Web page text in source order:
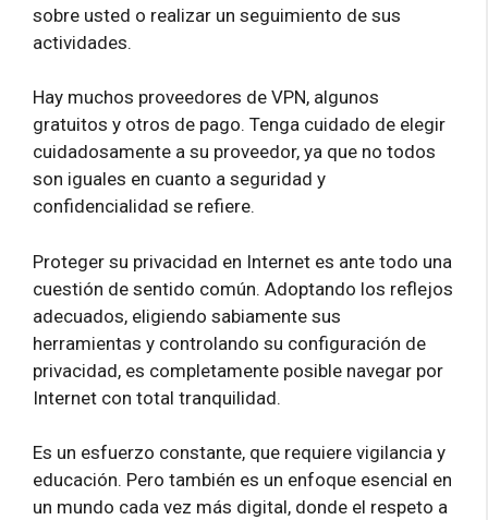
sobre usted o realizar un seguimiento de sus
actividades.
Hay muchos proveedores de VPN, algunos
gratuitos y otros de pago. Tenga cuidado de elegir
cuidadosamente a su proveedor, ya que no todos
son iguales en cuanto a seguridad y
confidencialidad se refiere.
Proteger su privacidad en Internet es ante todo una
cuestión de sentido común. Adoptando los reflejos
adecuados, eligiendo sabiamente sus
herramientas y controlando su configuración de
privacidad, es completamente posible navegar por
Internet con total tranquilidad.
Es un esfuerzo constante, que requiere vigilancia y
educación. Pero también es un enfoque esencial en
un mundo cada vez más digital, donde el respeto a